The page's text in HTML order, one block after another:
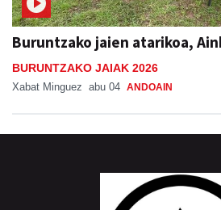
Buruntzako jaien atarikoa,
BURUNTZAKO JAIAK 2026
Xabat Minguez abu 04 ANDOAIN